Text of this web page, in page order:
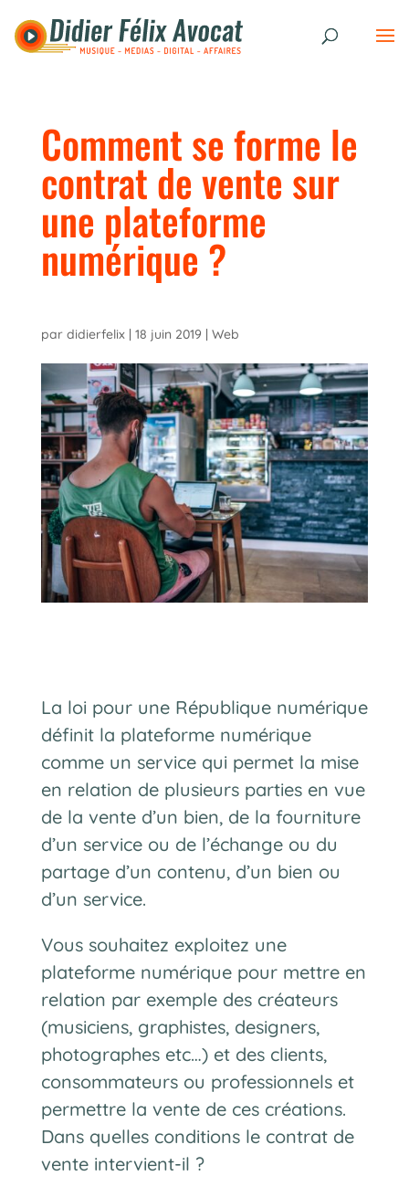
Comment se forme le
contrat de vente sur
une plateforme
numérique ?
par didierfelix| 18 juin 2019 | Web
La loi pour une République numérique
définit la plateforme numérique
comme un service qui permet la mise
en relation de plusieurs parties en vue
de la vente d’un bien, de la fourniture
d’un service ou de l’échange ou du
partage d’un contenu, d’un bien ou
d’un service.
Vous souhaitez exploitez une
plateforme numérique pour mettre en
relation par exemple des créateurs
(musiciens, graphistes, designers,
photographes etc…) et des clients,
consommateurs ou professionnels et
permettre la vente de ces créations.
Dans quelles conditions le contrat de
vente intervient-il ?